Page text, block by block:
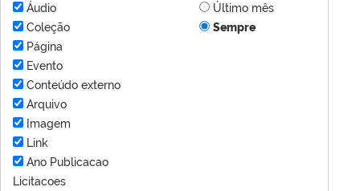
Áudio
Coleção
Página
Evento
Conteúdo externo
Arquivo
Imagem
Link
Ano Publicacao
Licitacoes
Último mês
Sempre